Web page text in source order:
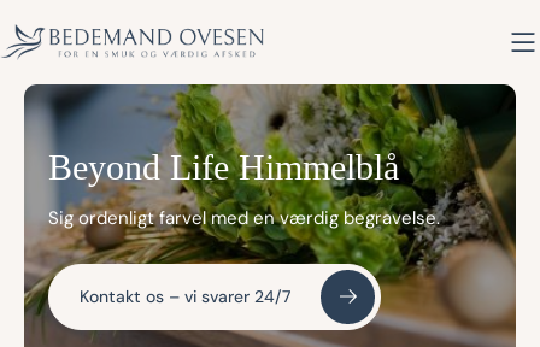
indholdet
Beyond Life Himmelblå
Sig ordenligt farvel med en værdig begravelse.
Kontakt os – vi svarer 24/7